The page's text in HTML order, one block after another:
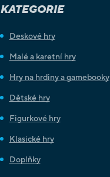
KATEGORIE
Deskové hry
Malé a karetní hry
Hry na hrdiny a gamebooky
Dětské hry
Figurkové hry
Klasické hry
Doplňky